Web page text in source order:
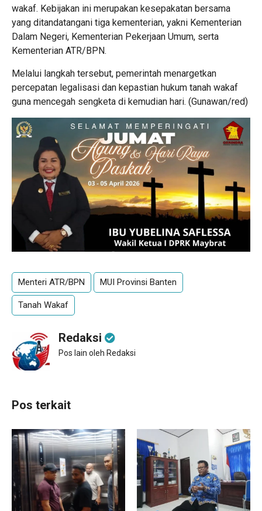
wakaf. Kebijakan ini merupakan kesepakatan bersama
yang ditandatangani tiga kementerian, yakni Kementerian
Dalam Negeri, Kementerian Pekerjaan Umum, serta
Kementerian ATR/BPN.
Melalui langkah tersebut, pemerintah menargetkan
percepatan legalisasi dan kepastian hukum tanah wakaf
guna mencegah sengketa di kemudian hari. (Gunawan/red)
Menteri ATR/BPN MUI Provinsi Banten
Tanah Wakaf
Redaksi
Pos lain oleh Redaksi
Pos terkait